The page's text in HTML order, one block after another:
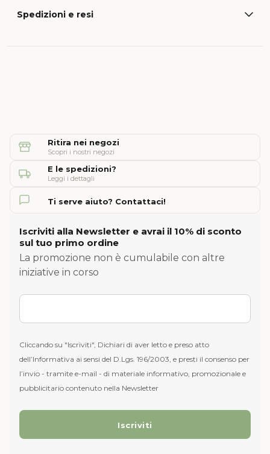
Spedizioni e resi
Ritira nei negozi
Scopri i nostri negozi
E le spedizioni?
Leggi i dettagli
Ti serve aiuto? Contattaci!
Iscriviti alla Newsletter e avrai il 10% di sconto
sul tuo primo ordine
La promozione non è cumulabile con altre
iniziative in corso
Cliccando su "Iscriviti", Dichiari di aver letto e preso atto
dell’Informativa ai sensi del D.Lgs. 196/2003, e presti il consenso per
l’invio - tramite e-mail - di materiale informativo, promozionale e
pubblicitario contenuto nella Newsletter